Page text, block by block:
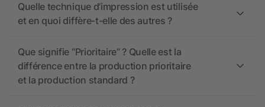
Quelle technique d’impression est utilisée
et en quoi diffère-t-elle des autres ?
Que signifie “Prioritaire” ? Quelle est la
différence entre la production prioritaire
et la production standard ?